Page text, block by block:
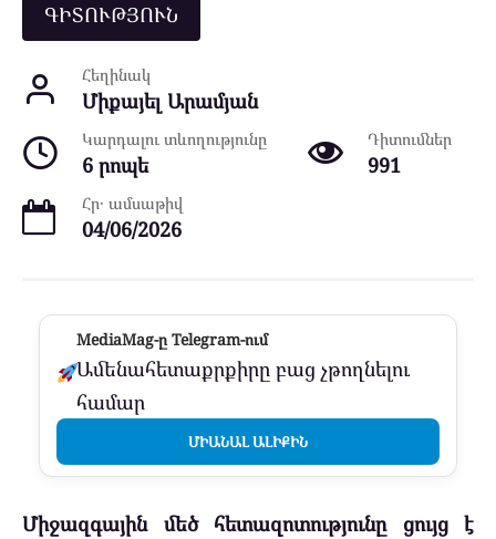
ԳԻՏՈՒԹՅՈՒՆ
Հեղինակ
Միքայել Արամյան
Կարդալու տևողությունը
6 րոպե
Դիտումներ
991
Հր․ ամսաթիվ
04/06/2026
MediaMag-ը Telegram-ում
Ամենահետաքրքիրը բաց չթողնելու
համար
ՄԻԱՆԱԼ ԱԼԻՔԻՆ
Միջազգային մեծ հետազոտությունը ցույց է